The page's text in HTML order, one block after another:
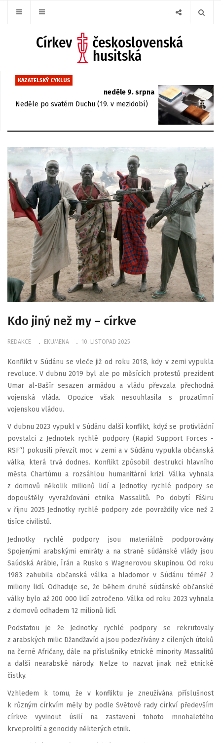
KAZATELSKÝ CYKLUS
neděle 9. srpna
Neděle po svatém Duchu (19. v mezidobí)
Kdo jiný než my – církve
REDAKCE EKUMENA 10. LISTOPAD 2025
Konflikt v Súdánu se vleče již od roku 2018, kdy v zemi vypukla
revoluce. V dubnu 2019 byl ale po měsících protestů prezident
Umar al-Bašír sesazen armádou a vládu převzala přechodná
vojenská vláda. Opozice však nesouhlasila s prozatímní
vojenskou vládou.
V dubnu 2023 vypukl v Súdánu další konflikt, když se protivládní
povstalci z Jednotek rychlé podpory (Rapid Support Forces -
RSF“) pokusili převzít moc v zemi a v Súdánu vypukla občanská
válka, která trvá dodnes. Konflikt způsobil destrukci hlavního
města Chartúmu a rozsáhlou humanitární krizi. Válka vyhnala
z domovů několik milionů lidí a Jednotky rychlé podpory se
dopouštěly vyvražďování etnika Massalitů. Po dobytí Fáširu
v říjnu 2025 Jednotky rychlé podpory zde povraždily více než 2
tisíce civilistů.
Jednotky rychlé podpory jsou materiálně podporovány
Spojenými arabskými emiráty a na straně súdánské vlády jsou
Saúdská Arábie, Írán a Rusko s Wagnerovou skupinou. Od roku
1983 zahubila občanská válka a hladomor v Súdánu téměř 2
miliony lidí. Odhaduje se, že během druhé súdánské občanské
války bylo až 200 000 lidí zotročeno. Válka od roku 2023 vyhnala
z domovů odhadem 12 milionů lidí.
Podstatou je že Jednotky rychlé podpory se rekrutovaly
z arabských milic Džandžavíd a jsou podezřívány z cílených útoků
na černé Afričany, dále na příslušníky etnické minority Massalitů
a další nearabské národy. Nelze to nazvat jinak než etnické
čistky.
Vzhledem k tomu, že v konfliktu je zneužívána příslušnost
k různým církvím měly by podle Světové rady církví především
církve vyvinout úsilí na zastavení tohoto mnohaletého
krveprolití a genocidy některých etnik.